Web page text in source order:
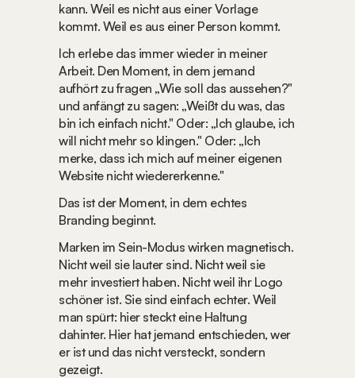
kann. Weil es nicht aus einer Vorlage
kommt. Weil es aus einer Person kommt.
Ich erlebe das immer wieder in meiner
Arbeit. Den Moment, in dem jemand
aufhört zu fragen „Wie soll das aussehen?"
und anfängt zu sagen: „Weißt du was, das
bin ich einfach nicht." Oder: „Ich glaube, ich
will nicht mehr so klingen." Oder: „Ich
merke, dass ich mich auf meiner eigenen
Website nicht wiedererkenne."
Das ist der Moment, in dem echtes
Branding beginnt.
Marken im Sein-Modus wirken magnetisch.
Nicht weil sie lauter sind. Nicht weil sie
mehr investiert haben. Nicht weil ihr Logo
schöner ist. Sie sind einfach echter. Weil
man spürt: hier steckt eine Haltung
dahinter. Hier hat jemand entschieden, wer
er ist und das nicht versteckt, sondern
gezeigt.